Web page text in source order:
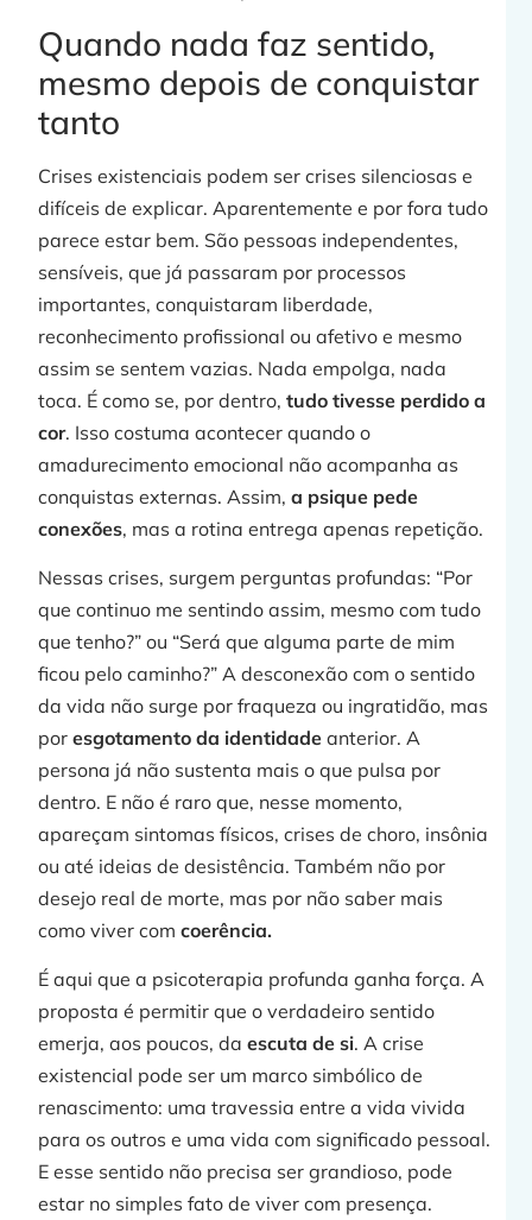
Quando nada faz sentido,
mesmo depois de conquistar
tanto
Crises existenciais podem ser crises silenciosas e
difíceis de explicar. Aparentemente e por fora tudo
parece estar bem. São pessoas independentes,
sensíveis, que já passaram por processos
importantes, conquistaram liberdade,
reconhecimento profissional ou afetivo e mesmo
assim se sentem vazias. Nada empolga, nada
toca. É como se, por dentro,tudo tivesse perdido a
cor. Isso costuma acontecer quando o
amadurecimento emocional não acompanha as
conquistas externas. Assim,a psique pede
conexões, mas a rotina entrega apenas repetição.
Nessas crises, surgem perguntas profundas: “Por
que continuo me sentindo assim, mesmo com tudo
que tenho?” ou “Será que alguma parte de mim
ficou pelo caminho?” A desconexão com o sentido
da vida não surge por fraqueza ou ingratidão, mas
por esgotamento da identidade anterior. A
persona já não sustenta mais o que pulsa por
dentro. E não é raro que, nesse momento,
apareçam sintomas físicos, crises de choro, insônia
ou até ideias de desistência. Também não por
desejo real de morte, mas por não saber mais
como viver comcoerência.
É aqui que a psicoterapia profunda ganha força. A
proposta é permitir que o verdadeiro sentido
emerja, aos poucos, da escuta de si. A crise
existencial pode ser um marco simbólico de
renascimento: uma travessia entre a vida vivida
para os outros e uma vida com significado pessoal.
E esse sentido não precisa ser grandioso, pode
estar no simples fato de viver com presença.